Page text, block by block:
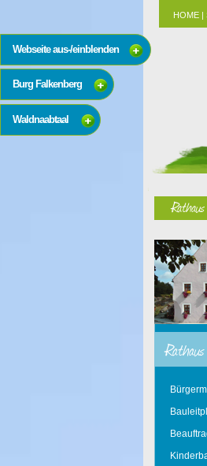
HOME|
Webseite aus-/einblenden
Burg Falkenberg
Waldnaabtaal